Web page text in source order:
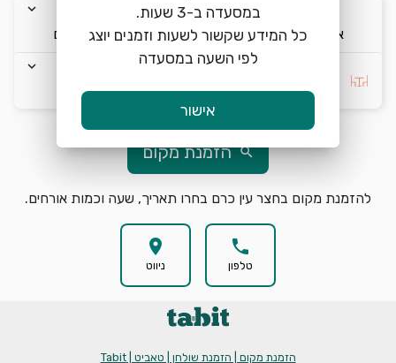
א׳ 9/8
keyboard_arrow_down
12:00
keyboard_arrow_down
2 אורחים
keyboard_arrow_down
search הזמנת מקום
להזמנת מקום בחצר עין כרם בחרו תאריך, שעה וכמות אורחים.
phone
טלפון
location_on
ניווט
הזמנת מקום | הזמנת שולחן | טאביט | Tabit
כל המידע שקשור לשעות וזמנים יוצג
לפי השעה במסעדה
אישור